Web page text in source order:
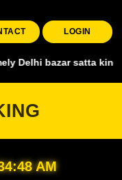
LOGIN
satta king,
AM